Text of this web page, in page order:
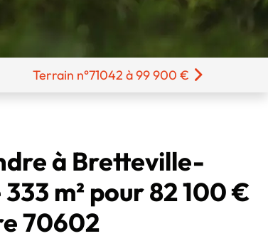
Terrain n°71042 à 99 900 €
à Bretteville-
m² pour 82 100 €
70602